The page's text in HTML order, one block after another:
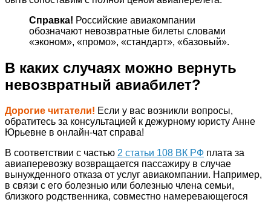
Справка! Российские авиакомпании
обозначают невозвратные билеты словами
«эконом», «промо», «стандарт», «базовый».
В каких случаях можно вернуть
невозвратный авиабилет?
Дорогие читатели! Если у вас возникли вопросы,
обратитесь за консультацией к дежурному юристу Анне
Юрьевне в онлайн-чат справа!
В соответствии с частью 2 статьи 108 ВК РФ плата за
авиаперевозку возвращается пассажиру в случае
вынужденного отказа от услуг авиакомпании. Например,
в связи с его болезнью или болезнью члена семьи,
близкого родственника, совместно намеревающегося